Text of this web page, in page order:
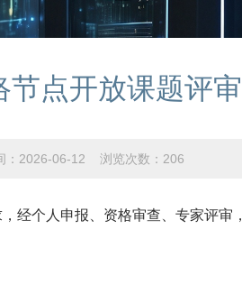
点开放课题评
2026-06-12 浏览次数： 206
经个人申报、资格审查、专家评审